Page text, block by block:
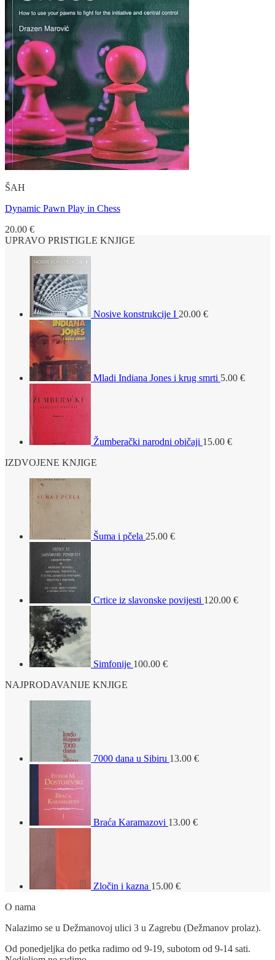
ŠAH
Dynamic Pawn Play in Chess
20.00 €
UPRAVO PRISTIGLE KNJIGE
Nosive konstrukcije I 20.00 €
Mladi Indiana Jones i krug smrti 5.00 €
Žumberački narodni običaji 15.00 €
IZDVOJENE KNJIGE
Šuma i pčela 25.00 €
Crtice iz slavonske povijesti 120.00 €
Simfonije 100.00 €
NAJPRODAVANIJE KNJIGE
7000 dana u Sibiru 13.00 €
Braća Karamazovi 13.00 €
Zločin i kazna 15.00 €
O nama
Nalazimo se u Dežmanovoj ulici 3 u Zagrebu (Dežmanov prolaz).
Od ponedjeljka do petka radimo od 9-19, subotom od 9-14 sati.